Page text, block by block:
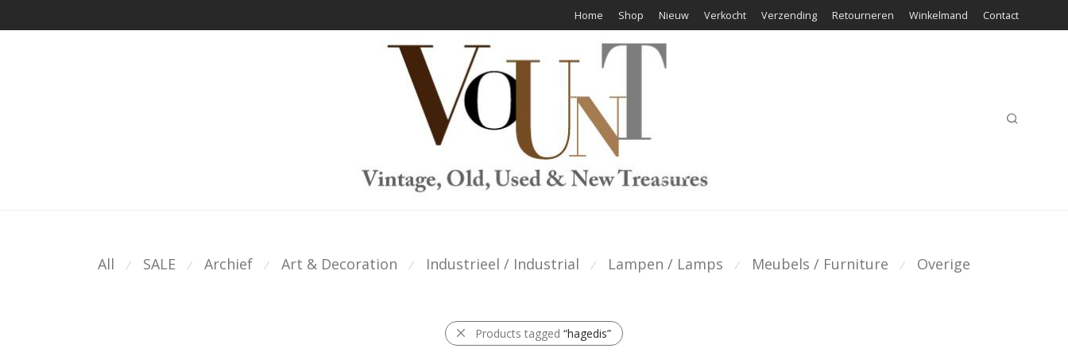
Home Shop Nieuw Verkocht Verzending Retourneren Winkelmand Contact
All ⁄ SALE ⁄ Archief ⁄ Art & Decoration ⁄ Industrieel / Industrial ⁄ Lampen / Lamps ⁄ Meubels / Furniture ⁄ Overige
Products tagged “hagedis”